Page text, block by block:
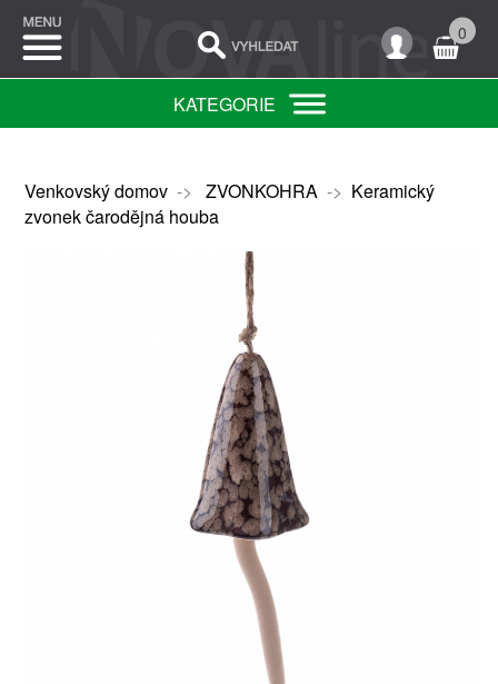
0
KATEGORIE
Venkovský domov-> ZVONKOHRA-> Keramický
zvonek čarodějná houba